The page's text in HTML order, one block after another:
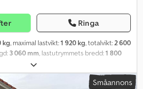
Ringa
kg, maximal lastvikt:1 920 kg, totalvikt:2 600
3 060 mm, lastutrymmets bredd:1 800
, däcksstorlek:
från tillverkaren Cheval Liberté, även
som trevägskipparvagn är tack
Småannons